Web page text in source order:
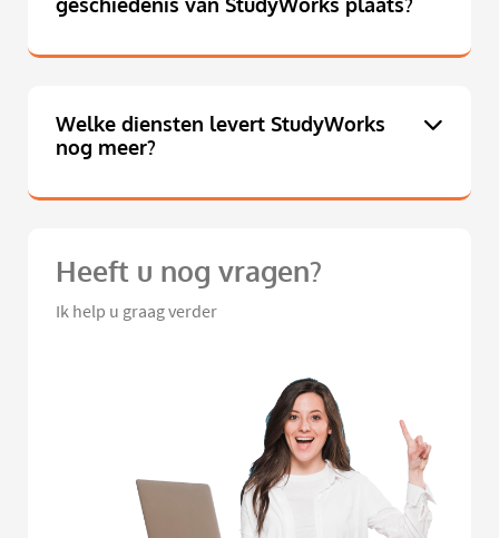
Welke diensten levert StudyWorks
nog meer?
Heeft u nog vragen?
Ik help u graag verder